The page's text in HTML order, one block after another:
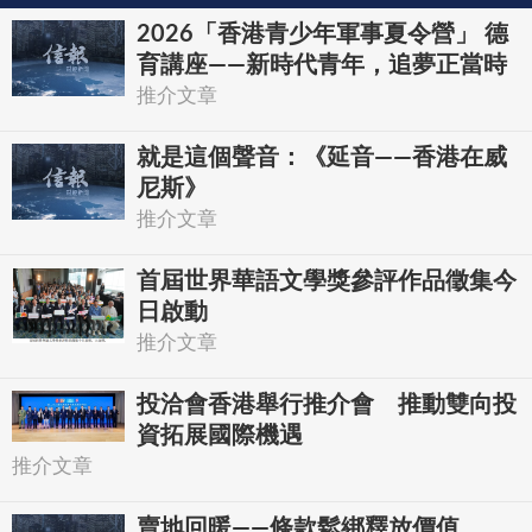
2026「香港青少年軍事夏令營」 德
育講座——新時代青年，追夢正當時
推介文章
就是這個聲音：《延音——香港在威
尼斯》
推介文章
首屆世界華語文學獎參評作品徵集今
日啟動
推介文章
投洽會香港舉行推介會 推動雙向投
資拓展國際機遇
推介文章